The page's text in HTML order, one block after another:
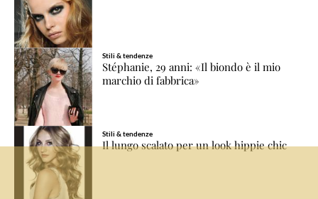
Stili & tendenze
Stéphanie, 29 anni: «Il biondo è il mio
marchio di fabbrica»
Stili & tendenze
Il lungo scalato per un look hippie chic